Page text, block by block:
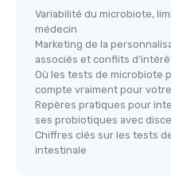
Variabilité du microbiote,
médecin
Marketing de la
associés et conflits
Où les tests de microbiote
compte vraiment pour
Repères pratiques pour
ses probiotiques avec
Chiffres clés sur les tests
intestinale